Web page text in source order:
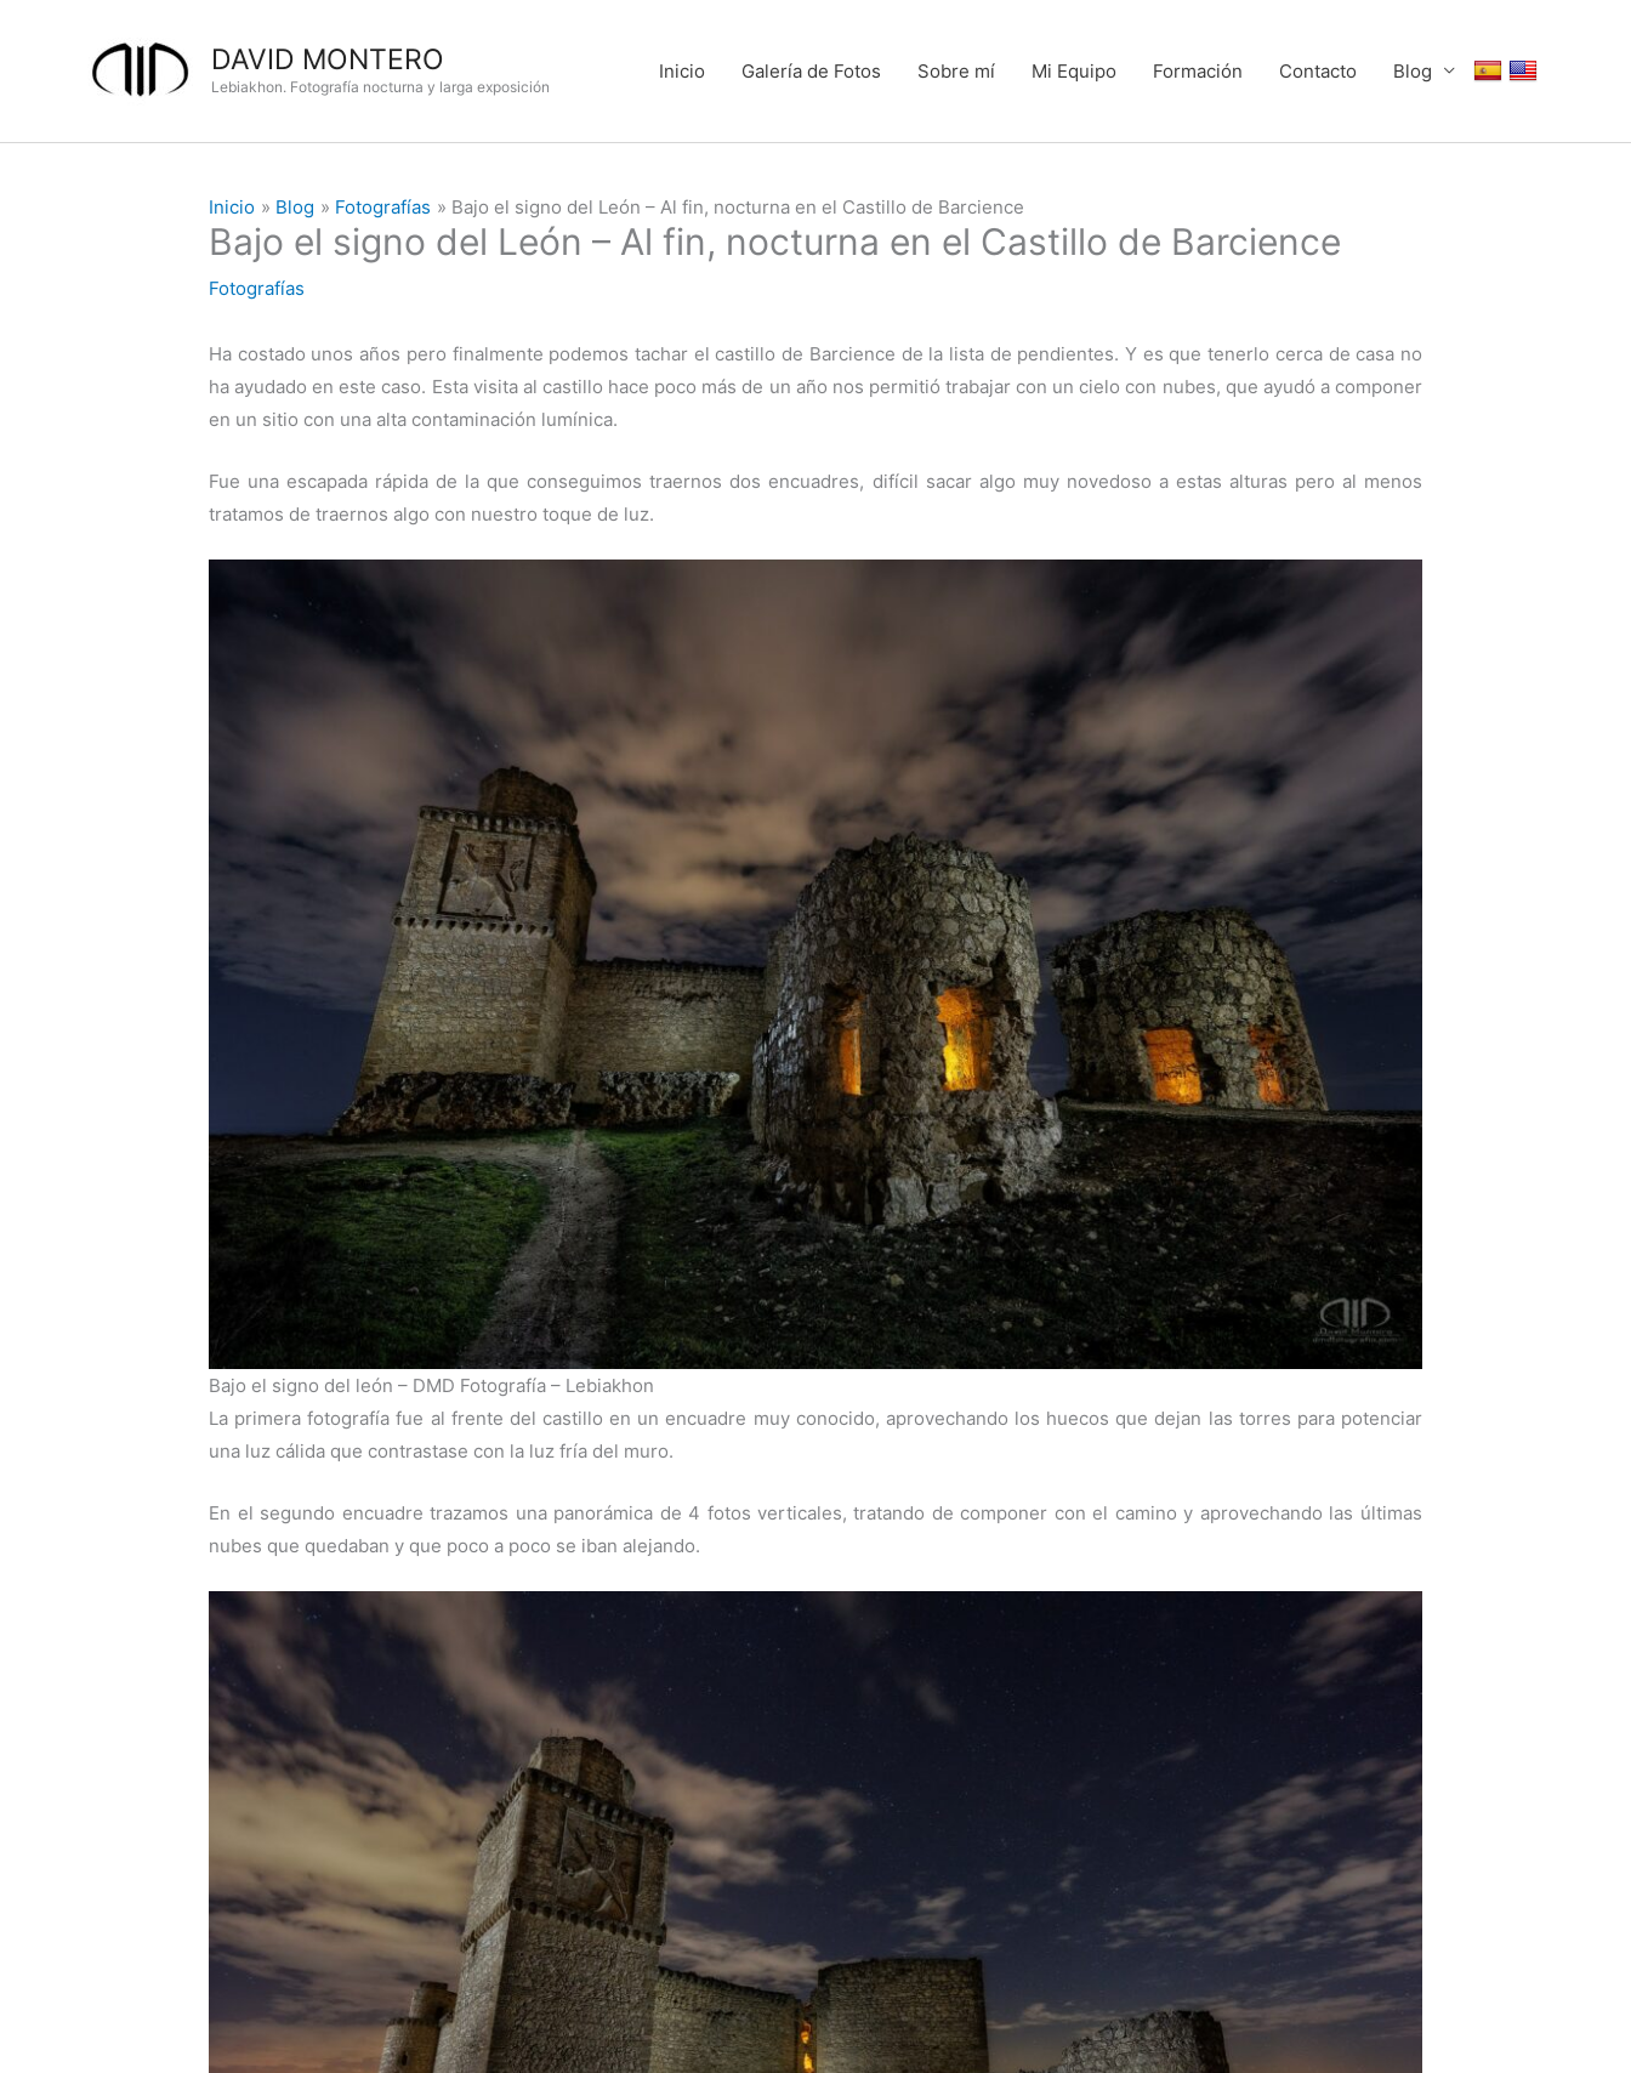
DAVID MONTERO
Lebiakhon. Fotografía nocturna y larga exposición
Inicio Galería de Fotos Sobre mí Mi Equipo Formación Contacto Blog
Inicio Blog Fotografías Bajo el signo del León – Al fin, nocturna en el Castillo de Barcience
Bajo el signo del León – Al fin, nocturna en el Castillo de Barcience
Fotografías
Ha costado unos años pero finalmente podemos tachar el castillo de Barcience de la lista de pendientes. Y es que tenerlo cerca de casa no
ha ayudado en este caso. Esta visita al castillo hace poco más de un año nos permitió trabajar con un cielo con nubes, que ayudó a componer
en un sitio con una alta contaminación lumínica.
Fue una escapada rápida de la que conseguimos traernos dos encuadres, difícil sacar algo muy novedoso a estas alturas pero al menos
tratamos de traernos algo con nuestro toque de luz.
Bajo el signo del león – DMD Fotografía – Lebiakhon
La primera fotografía fue al frente del castillo en un encuadre muy conocido, aprovechando los huecos que dejan las torres para potenciar
una luz cálida que contrastase con la luz fría del muro.
En el segundo encuadre trazamos una panorámica de 4 fotos verticales, tratando de componer con el camino y aprovechando las últimas
nubes que quedaban y que poco a poco se iban alejando.